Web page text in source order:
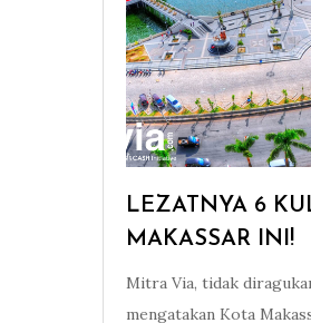
LEZATNYA 6
MAKASSAR INI!
Mitra Via, tidak
mengatakan Kota